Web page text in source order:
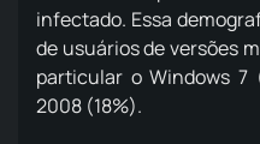
infectado. Essa
de usuários de versões
particular o Windows 7
2008 (18%).